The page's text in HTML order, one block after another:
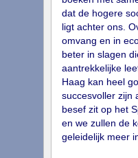
dat de hogere
ligt achter ons.
omvang en in
beter in slagen
aantrekkelijke
Haag kan heel
succesvoller zijn
besef zit op het
en we zullen de
geleidelijk meer